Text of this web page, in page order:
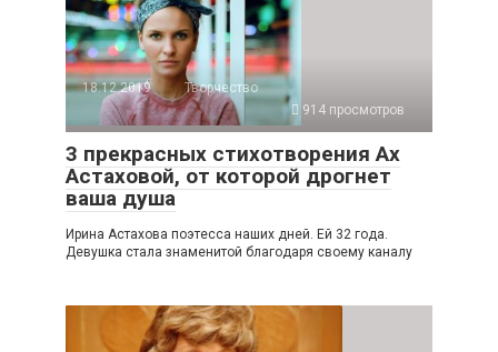
18.12.2019
Творчество
914 просмотров
3 прекрасных стихотворения Ах
Астаховой, от которой дрогнет
ваша душа
Ирина Астахова поэтесса наших дней. Ей 32 года.
Девушка стала знаменитой благодаря своему каналу